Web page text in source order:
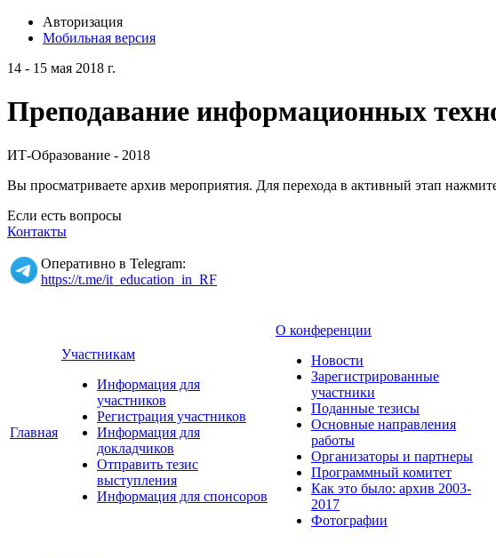
Авторизация
Мобильная версия
14 - 15 мая 2018 г.
Преподавание информационных
ИТ-Образование - 2018
Вы просматриваете архив мероприятия. Для перехода в активный этап
Если есть вопросы
Контакты
Оперативно в Telegram:
https://t.me/it_education_in_RF
Главная
Участникам
Информация для
участников
Регистрация участников
Информация для
докладчиков
Отправить тезис
выступления
Информация для спонсоров
О конференции
Новости
Зарегистрированные
участники
Поданные тезисы
Основные направления
работы
Организаторы и партнеры
Программный комитет
Как это было: архив 2003-
2017
Фотографии